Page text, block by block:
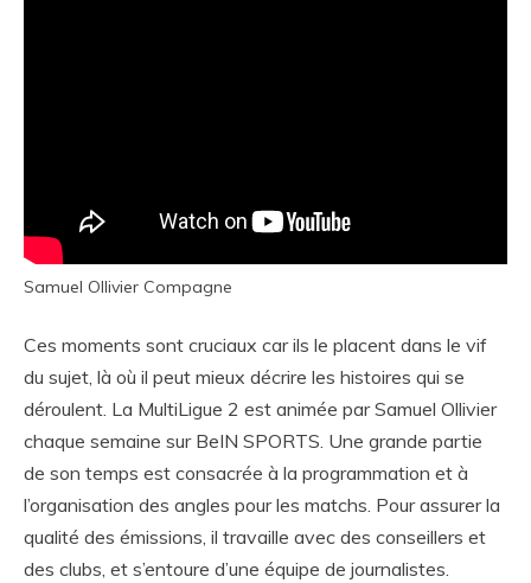
Samuel Ollivier Compagne
Ces moments sont cruciaux car ils le placent dans le vif
du sujet, là où il peut mieux décrire les histoires qui se
déroulent. La MultiLigue 2 est animée par Samuel Ollivier
chaque semaine sur BeIN SPORTS. Une grande partie
de son temps est consacrée à la programmation et à
l’organisation des angles pour les matchs. Pour assurer la
qualité des émissions, il travaille avec des conseillers et
des clubs, et s’entoure d’une équipe de journalistes.